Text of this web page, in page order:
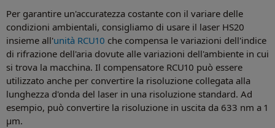
Per garantire un'accuratezza costante con il variare delle
condizioni ambientali, consigliamo di usare il laser HS20
insieme all'unità RCU10 che compensa le variazioni dell'indice
di rifrazione dell'aria dovute alle variazioni dell'ambiente in cui
si trova la macchina. Il compensatore RCU10 può essere
utilizzato anche per convertire la risoluzione collegata alla
lunghezza d'onda del laser in una risoluzione standard. Ad
esempio, può convertire la risoluzione in uscita da 633 nm a 1
µm.